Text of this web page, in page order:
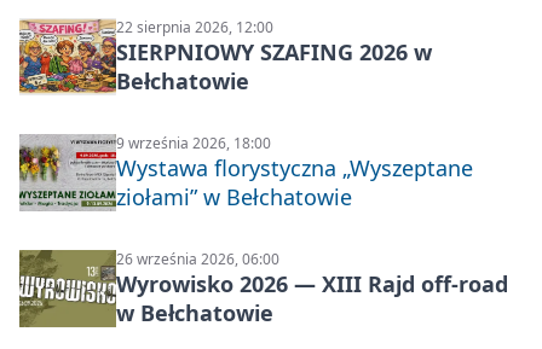
22 sierpnia 2026, 12:00
SIERPNIOWY SZAFING 2026 w
Bełchatowie
9 września 2026, 18:00
Wystawa florystyczna „Wyszeptane
ziołami” w Bełchatowie
26 września 2026, 06:00
Wyrowisko 2026 — XIII Rajd off‑road
w Bełchatowie